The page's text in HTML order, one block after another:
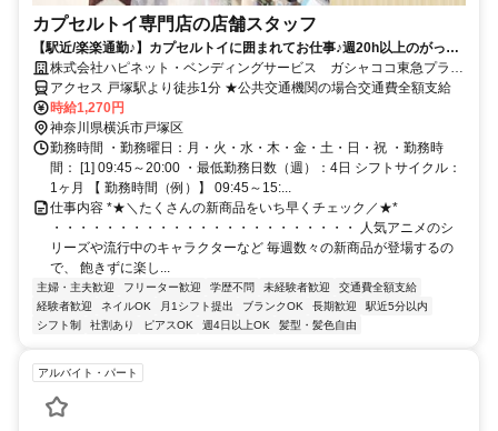
カプセルトイ専門店の店舗スタッフ
【駅近/楽楽通勤♪】カプセルトイに囲まれてお仕事♪週20h以上のがっつ
り働けるシフトです◎髪色自由・ネイル＆ピアスOK
株式会社ハピネット・ベンディングサービス ガシャココ東急プラザ
戸塚
アクセス 戸塚駅より徒歩1分 ★公共交通機関の場合交通費全額支給
時給1,270円
神奈川県横浜市戸塚区
勤務時間 ・勤務曜日：月・火・水・木・金・土・日・祝 ・勤務時
間： [1] 09:45～20:00 ・最低勤務日数（週）：4日 シフトサイクル：
1ヶ月 【 勤務時間（例）】 09:45～15:...
仕事内容 *★＼たくさんの新商品をいち早くチェック／★*
・・・・・・・・・・・・・・・・・・・・・・・ 人気アニメのシ
リーズや流行中のキャラクターなど 毎週数々の新商品が登場するの
で、 飽きずに楽し...
主婦・主夫歓迎 フリーター歓迎 学歴不問 未経験者歓迎
交通費全額支給
経験者歓迎
ネイルOK 月1シフト提出 ブランクOK 長期歓迎
駅近5分以内
シフト制
社割あり ピアスOK 週4日以上OK 髪型・髪色自由
アルバイト・パート